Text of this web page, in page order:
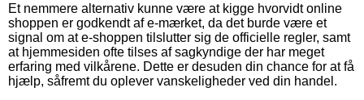
Et nemmere alternativ kunne være at kigge hvorvidt online
shoppen er godkendt af e-mærket, da det burde være et
signal om at e-shoppen tilslutter sig de officielle regler, samt
at hjemmesiden ofte tilses af sagkyndige der har meget
erfaring med vilkårene. Dette er desuden din chance for at få
hjælp, såfremt du oplever vanskeligheder ved din handel.